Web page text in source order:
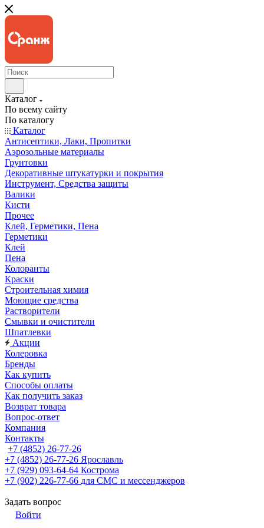
Каталог
По всему сайту
По каталогу
Каталог
Антисептики, Лаки, Пропитки
Аэрозольные материалы
Грунтовки
Декоративные штукатурки и покрытия
Инструмент, Средства защиты
Валики
Кисти
Прочее
Клей, Герметики, Пена
Герметики
Клей
Пена
Колоранты
Краски
Строительная химия
Моющие средства
Растворители
Смывки и очистители
Шпатлевки
Акции
Колеровка
Бренды
Как купить
Способы оплаты
Как получить заказ
Возврат товара
Вопрос-ответ
Компания
Контакты
+7 (4852) 26-77-26
+7 (4852) 26-77-26 Ярославль
+7 (929) 093-64-64 Кострома
+7 (902) 226-77-66 для СМС и мессенджеров
Задать вопрос
Войти